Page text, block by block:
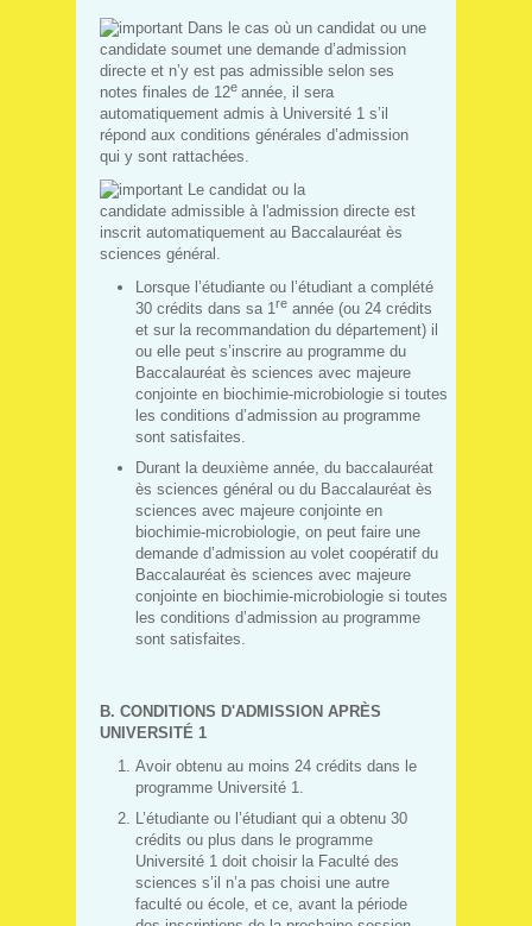
Dans le cas où un candidat ou une
candidate soumet une demande d’admission
directe et n’y est pas admissible selon ses
notes finales de 12e année, il sera
automatiquement admis à Université 1 s’il
répond aux conditions générales d’admission
qui y sont rattachées.
Le candidat ou la
candidate admissible à l'admission directe est
inscrit automatiquement au Baccalauréat ès
sciences général.
Lorsque l’étudiante ou l’étudiant a complété
30 crédits dans sa 1re année (ou 24 crédits
et sur la recommandation du département) il
ou elle peut s’inscrire au programme du
Baccalauréat ès sciences avec majeure
conjointe en biochimie-microbiologie si toutes
les conditions d’admission au programme
sont satisfaites.
Durant la deuxième année, du baccalauréat
ès sciences général ou du Baccalauréat ès
sciences avec majeure conjointe en
biochimie-microbiologie, on peut faire une
demande d’admission au volet coopératif du
Baccalauréat ès sciences avec majeure
conjointe en biochimie-microbiologie si toutes
les conditions d’admission au programme
sont satisfaites.
B. CONDITIONS D'ADMISSION APRÈS
UNIVERSITÉ 1
Avoir obtenu au moins 24 crédits dans le
programme Université 1.
L’étudiante ou l’étudiant qui a obtenu 30
crédits ou plus dans le programme
Université 1 doit choisir la Faculté des
sciences s’il n’a pas choisi une autre
faculté ou école, et ce, avant la période